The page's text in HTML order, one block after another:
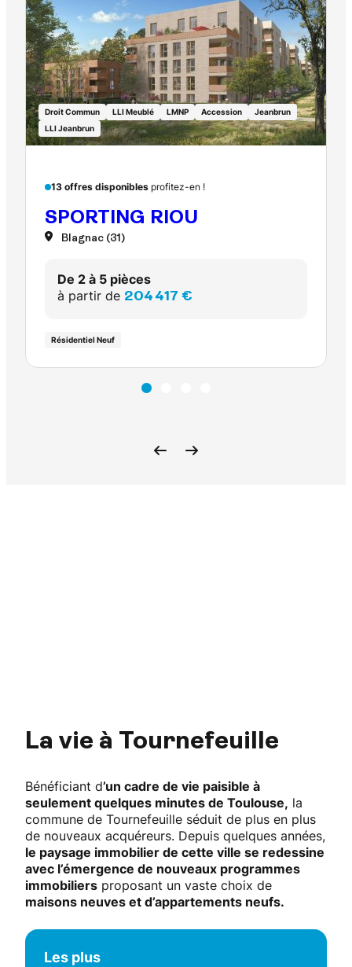
Droit Commun LLI Meublé LMNP Accession
Jeanbrun
LLI Jeanbrun
13 offres disponibles profitez-en !
SPORTING RIOU
Blagnac (31)
De 2 à 5 pièces
à partir de 204 417 €
Résidentiel Neuf
La vie à Tournefeuille
Bénéficiant d’un cadre de vie paisible à
seulement quelques minutes de Toulouse, la
commune de Tournefeuille séduit de plus en plus
de nouveaux acquéreurs. Depuis quelques années,
le paysage immobilier de cette ville se redessine
avec l’émergence de nouveaux programmes
immobiliers proposant un vaste choix de
maisons neuves et d’appartements neufs.
Les plus